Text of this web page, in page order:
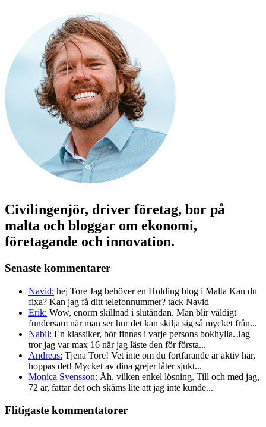
Civilingenjör, driver företag, bor på
malta och bloggar om ekonomi,
företagande och innovation.
Senaste kommentarer
Navid: hej Tore Jag behöver en Holding blog i Malta Kan du
fixa? Kan jag få ditt telefonnummer? tack Navid
Erik: Wow, enorm skillnad i slutändan. Man blir väldigt
fundersam när man ser hur det kan skilja sig så mycket från...
Nabil: En klassiker, bör finnas i varje persons bokhylla. Jag
tror jag var max 16 när jag läste den för första...
Andreas: Tjena Tore! Vet inte om du fortfarande är aktiv här,
hoppas det! Mycket av dina grejer låter sjukt...
Monica Svensson: Åh, vilken enkel lösning. Till och med jag,
72 år, fattar det och skäms lite att jag inte kunde...
Flitigaste kommentatorer